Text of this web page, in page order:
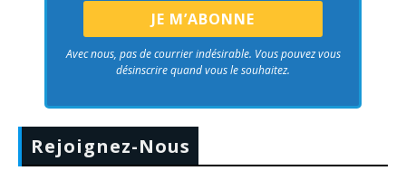
Avec nous, pas de courrier indésirable. Vous pouvez vous
désinscrire quand vous le souhaitez.
Rejoignez-Nous